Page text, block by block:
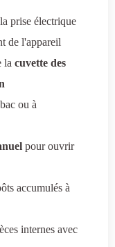
prise électrique
de l'appareil
la cuvette des
ou à
pour ouvrir
accumulés à
internes avec